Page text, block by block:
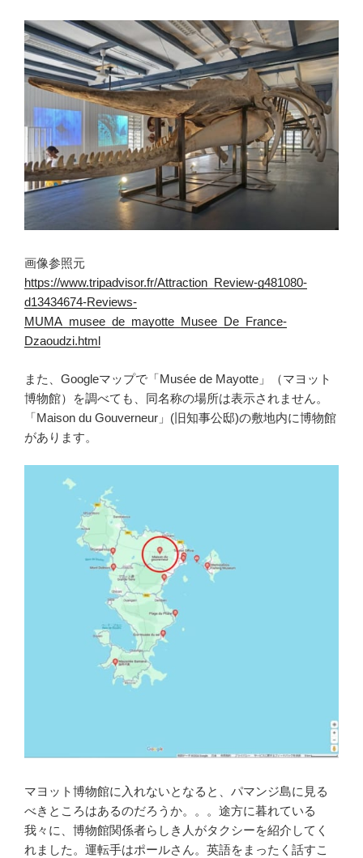
画像参照元
https://www.tripadvisor.fr/Attraction_Review-g481080-
d13434674-Reviews-
MUMA_musee_de_mayotte_Musee_De_France-
Dzaoudzi.html
また、Googleマップで「Musée de Mayotte」（マヨット
博物館）を調べても、同名称の場所は表示されません。
「Maison du Gouverneur」(旧知事公邸)の敷地内に博物館
があります。
マヨット博物館に入れないとなると、パマンジ島に見る
べきところはあるのだろうか。。。途方に暮れている
我々に、博物館関係者らしき人がタクシーを紹介してく
れました。運転手はポールさん。英語をまったく話すこ